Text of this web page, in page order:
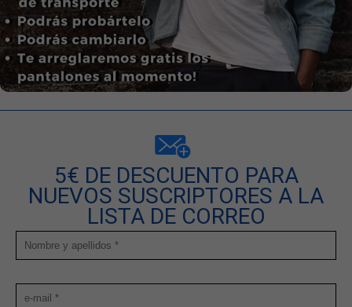
5€ DE DESCUENTO PARA
NUEVOS SUSCRIPTORES A LA
LISTA DE CORREO